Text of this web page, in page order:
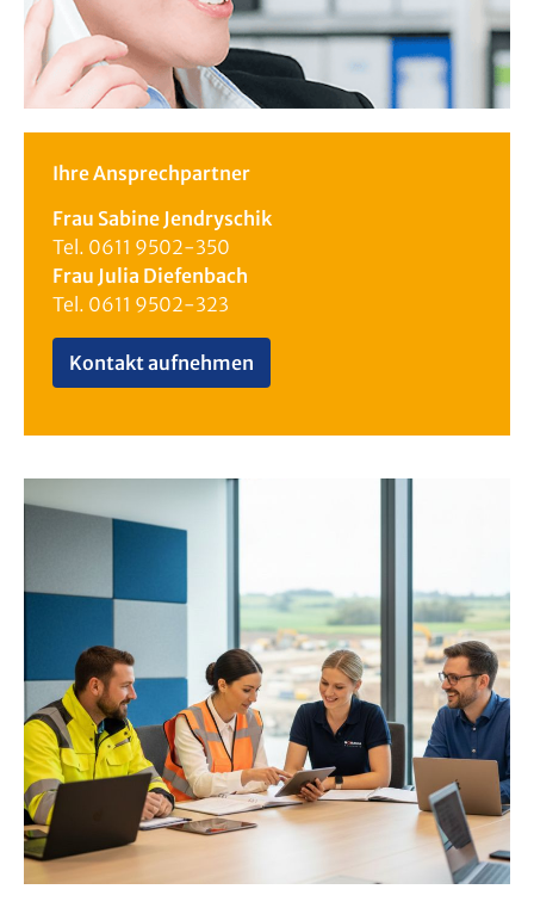
Ihre Ansprechpartner
Frau Sabine Jendryschik
Tel. 0611 9502-350
Frau Julia Diefenbach
Tel. 0611 9502-323
Kontakt aufnehmen